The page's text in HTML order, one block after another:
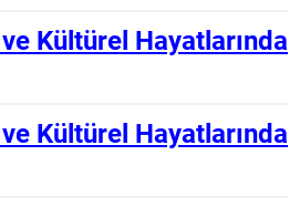
Kültürel Hayatlarında
Kültürel Hayatlarında